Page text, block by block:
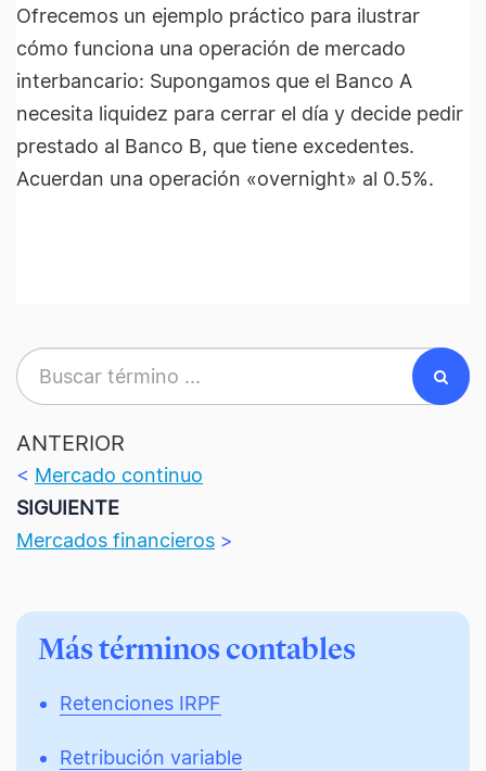
Ofrecemos un ejemplo práctico para ilustrar
cómo funciona una operación de mercado
interbancario: Supongamos que el Banco A
necesita liquidez para cerrar el día y decide pedir
prestado al Banco B, que tiene excedentes.
Acuerdan una operación «overnight» al 0.5%.
ANTERIOR
< Mercado continuo
SIGUIENTE
Mercados financieros >
Más términos contables
Retenciones IRPF
Retribución variable